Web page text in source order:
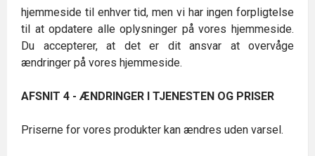
hjemmeside til enhver tid, men vi har ingen forpligtelse
til at opdatere alle oplysninger på vores hjemmeside.
Du accepterer, at det er dit ansvar at overvåge
ændringer på vores hjemmeside.
AFSNIT 4 - ÆNDRINGER I TJENESTEN OG PRISER
Priserne for vores produkter kan ændres uden varsel.